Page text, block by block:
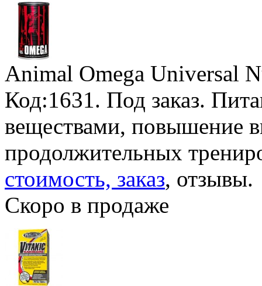
Animal Omega Universal
Код:1631. Под заказ.
веществами, повышение
продолжительных
стоимость, заказ, отзывы.
Скоро в продаже